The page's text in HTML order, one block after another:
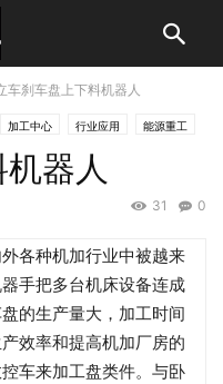
车刹车盘上下料机器人
加工中心 行业应用 能源重工
器人
0
31
各种机加行业中被越来
手把多台机床设备连成
的生产量大，加工时间
效率和提高机加厂房的
车来加工盘类件。与卧